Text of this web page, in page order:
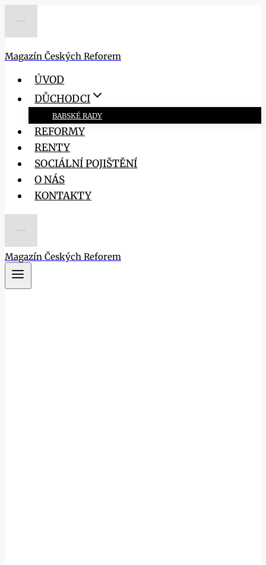
Magazín Českých Reforem
ÚVOD
DŮCHODCI
BABSKÉ RADY
REFORMY
RENTY
SOCIÁLNÍ POJIŠTĚNÍ
O NÁS
KONTAKTY
Magazín Českých Reforem